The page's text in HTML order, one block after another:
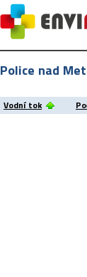
Police nad
Vodní tok